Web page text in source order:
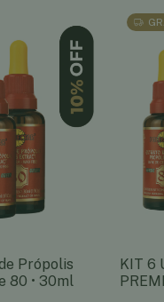
Própolis
80 • 30ml
KIT 6